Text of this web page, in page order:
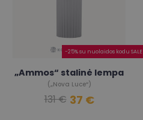
-25% su nuolaidos kodu SALE
„Ammos“ stalinė lempa
(„Nova Luce“)
131 € 37 €